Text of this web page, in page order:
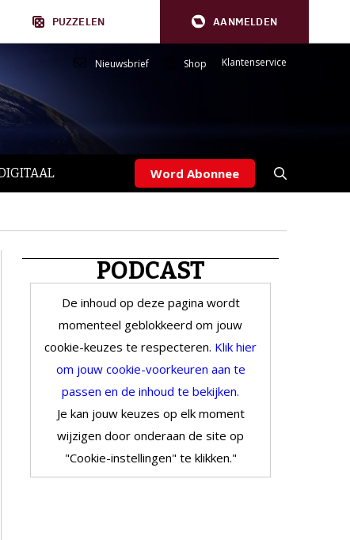
PUZZELEN AANMELDEN
Nieuwsbrief Shop Klantenservice
Word Abonnee
PODCAST
De inhoud op deze pagina wordt
momenteel geblokkeerd om jouw
cookie-keuzes te respecteren. Klik hier
om jouw cookie-voorkeuren aan te
passen en de inhoud te bekijken.
Je kan jouw keuzes op elk moment
wijzigen door onderaan de site op
"Cookie-instellingen" te klikken."